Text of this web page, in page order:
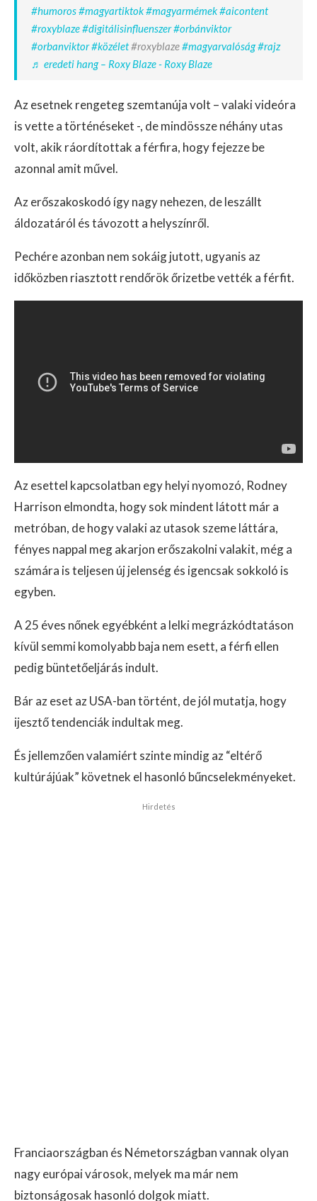
#humoros#magyartiktok#magyarmémek#aicontent
#roxyblaze#digitálisinfluenszer#orbánviktor
#orbanviktor#közélet#roxyblaze#magyarvalóság#rajz
♬ eredeti hang – Roxy Blaze - Roxy Blaze
Az esetnek rengeteg szemtanúja volt – valaki videóra
is vette a történéseket -, de mindössze néhány utas
volt, akik ráordítottak a férfira, hogy fejezze be
azonnal amit művel.
Az erőszakoskodó így nagy nehezen, de leszállt
áldozatáról és távozott a helyszínről.
Pechére azonban nem sokáig jutott, ugyanis az
időközben riasztott rendőrök őrizetbe vették a férfit.
Az esettel kapcsolatban egy helyi nyomozó, Rodney
Harrison elmondta, hogy sok mindent látott már a
metróban, de hogy valaki az utasok szeme láttára,
fényes nappal meg akarjon erőszakolni valakit, még a
számára is teljesen új jelenség és igencsak sokkoló is
egyben.
A 25 éves nőnek egyébként a lelki megrázkódtatáson
kívül semmi komolyabb baja nem esett, a férfi ellen
pedig büntetőeljárás indult.
Bár az eset az USA-ban történt, de jól mutatja, hogy
ijesztő tendenciák indultak meg.
És jellemzően valamiért szinte mindig az “eltérő
kultúrájúak” követnek el hasonló bűncselekményeket.
Hirdetés
Franciaországban és Németországban vannak olyan
nagy európai városok, melyek ma már nem
biztonságosak hasonló dolgok miatt.